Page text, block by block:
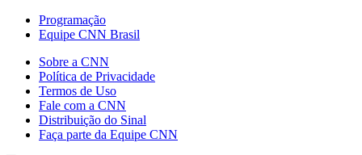
Programação
Equipe CNN Brasil
Sobre a CNN
Política de Privacidade
Termos de Uso
Fale com a CNN
Distribuição do Sinal
Faça parte da Equipe CNN